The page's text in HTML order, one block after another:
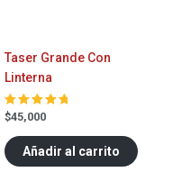
Taser Grande Con
Linterna
Valorado
en
5.00
de 5
$45,000
Añadir al carrito